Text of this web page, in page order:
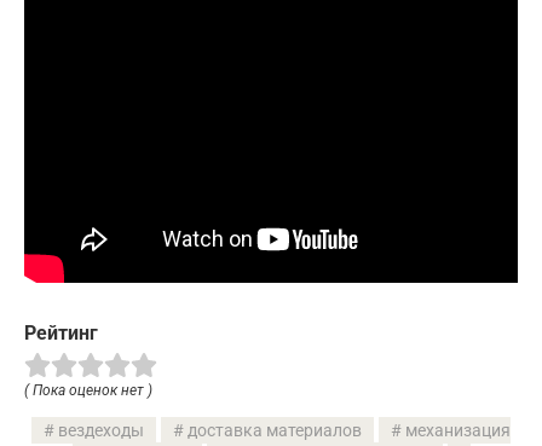
Рейтинг
( Пока оценок нет )
вездеходы доставка материалов
механизация